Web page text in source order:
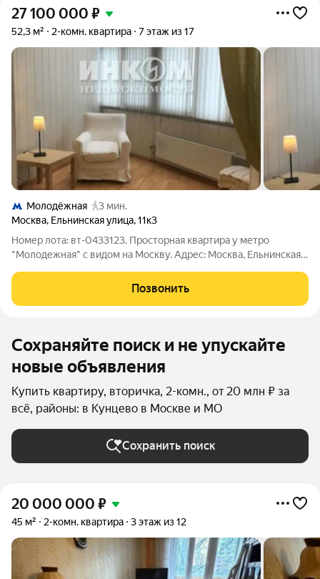
27 100 000 ₽
52,3 м² 2-комн. квартира 7 этаж из 17
Молодёжная
3 мин.
Москва, Ельнинская улица,11к3
Номер лота: вт-0433123. Просторная квартира у метро
"Молодежная" с видом на Москву. Адрес: Москва, Ельнинская
Престижный район с готовой инфраструктурой: школы, сады,
парки, магазины - всё
Позвонить
Сохраняйте поиск и не упускайте
новые объявления
Купить квартиру, вторичка, 2-комн., от 20 млн ₽ за
всё, районы: в Кунцево в Москве и МО
Сохранить поиск
20 000 000 ₽
45 м² 2-комн. квартира 3 этаж из 12